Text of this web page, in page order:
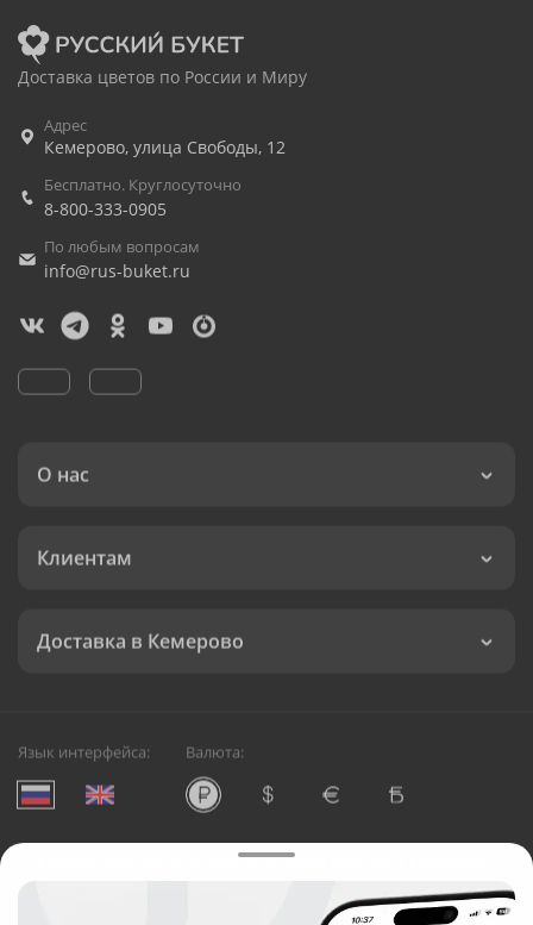
Доставка цветов по России и Миру
Адрес
Кемерово, улица Свободы, 12
Бесплатно. Круглосуточно
8-800-333-0905
По любым вопросам
info@rus-buket.ru
О нас
Клиентам
Доставка в Кемерово
Язык интерфейса: Валюта:
Служба круглосуточной доставки цветов в Кемерово
Русский Букет, 2026